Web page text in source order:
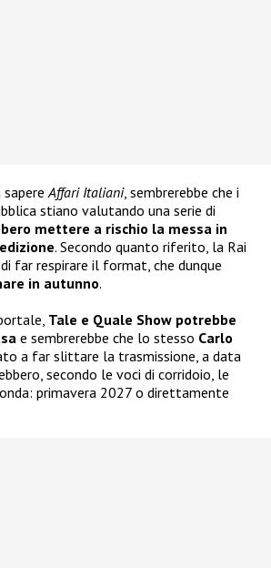
sapereAffari Italiani, sembrerebbe che i
stiano valutando una serie di
mettere a rischio la messa in
. Secondo quanto riferito, la Rai
far respirare il format, che dunque
in autunno.
Tale e Quale Show potrebbe
e sembrerebbe che lo stesso Carlo
a far slittare la trasmissione, a data
secondo le voci di corridoio, le
primavera 2027 o direttamente